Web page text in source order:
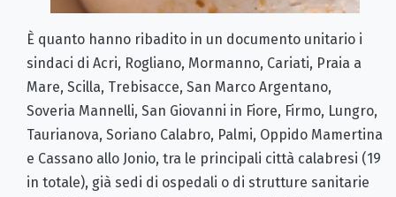
È quanto hanno ribadito in un documento unitario i
sindaci di Acri, Rogliano, Mormanno, Cariati, Praia a
Mare, Scilla, Trebisacce, San Marco Argentano,
Soveria Mannelli, San Giovanni in Fiore, Firmo, Lungro,
Taurianova, Soriano Calabro, Palmi, Oppido Mamertina
e Cassano allo Jonio, tra le principali città calabresi (19
in totale), già sedi di ospedali o di strutture sanitarie